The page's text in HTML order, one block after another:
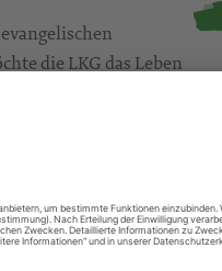
die LKG das Leben
Liebe Gottes
geben.
diese Arbeit die
und darüber hinaus